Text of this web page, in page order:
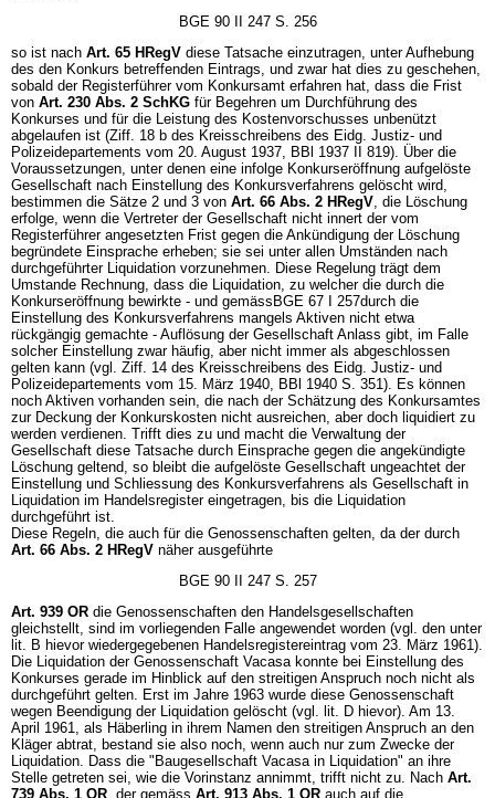
BGE 90 II 247 S. 256
so ist nach Art. 65 HRegV diese Tatsache einzutragen, unter Aufhebung
des den Konkurs betreffenden Eintrags, und zwar hat dies zu geschehen,
sobald der Registerführer vom Konkursamt erfahren hat, dass die Frist
von Art. 230 Abs. 2 SchKG für Begehren um Durchführung des
Konkurses und für die Leistung des Kostenvorschusses unbenützt
abgelaufen ist (Ziff. 18 b des Kreisschreibens des Eidg. Justiz- und
Polizeidepartements vom 20. August 1937, BBl 1937 II 819). Über die
Voraussetzungen, unter denen eine infolge Konkurseröffnung aufgelöste
Gesellschaft nach Einstellung des Konkursverfahrens gelöscht wird,
bestimmen die Sätze 2 und 3 von Art. 66 Abs. 2 HRegV, die Löschung
erfolge, wenn die Vertreter der Gesellschaft nicht innert der vom
Registerführer angesetzten Frist gegen die Ankündigung der Löschung
begründete Einsprache erheben; sie sei unter allen Umständen nach
durchgeführter Liquidation vorzunehmen. Diese Regelung trägt dem
Umstande Rechnung, dass die Liquidation, zu welcher die durch die
Konkurseröffnung bewirkte - und gemässBGE 67 I 257durch die
Einstellung des Konkursverfahrens mangels Aktiven nicht etwa
rückgängig gemachte - Auflösung der Gesellschaft Anlass gibt, im Falle
solcher Einstellung zwar häufig, aber nicht immer als abgeschlossen
gelten kann (vgl. Ziff. 14 des Kreisschreibens des Eidg. Justiz- und
Polizeidepartements vom 15. März 1940, BBl 1940 S. 351). Es können
noch Aktiven vorhanden sein, die nach der Schätzung des Konkursamtes
zur Deckung der Konkurskosten nicht ausreichen, aber doch liquidiert zu
werden verdienen. Trifft dies zu und macht die Verwaltung der
Gesellschaft diese Tatsache durch Einsprache gegen die angekündigte
Löschung geltend, so bleibt die aufgelöste Gesellschaft ungeachtet der
Einstellung und Schliessung des Konkursverfahrens als Gesellschaft in
Liquidation im Handelsregister eingetragen, bis die Liquidation
durchgeführt ist.
Diese Regeln, die auch für die Genossenschaften gelten, da der durch
Art. 66 Abs. 2 HRegV näher ausgeführte
BGE 90 II 247 S. 257
Art. 939 OR die Genossenschaften den Handelsgesellschaften
gleichstellt, sind im vorliegenden Falle angewendet worden (vgl. den unter
lit. B hievor wiedergegebenen Handelsregistereintrag vom 23. März 1961).
Die Liquidation der Genossenschaft Vacasa konnte bei Einstellung des
Konkurses gerade im Hinblick auf den streitigen Anspruch noch nicht als
durchgeführt gelten. Erst im Jahre 1963 wurde diese Genossenschaft
wegen Beendigung der Liquidation gelöscht (vgl. lit. D hievor). Am 13.
April 1961, als Häberling in ihrem Namen den streitigen Anspruch an den
Kläger abtrat, bestand sie also noch, wenn auch nur zum Zwecke der
Liquidation. Dass die "Baugesellschaft Vacasa in Liquidation" an ihre
Stelle getreten sei, wie die Vorinstanz annimmt, trifft nicht zu. Nach Art.
739 Abs. 1 OR, der gemäss Art. 913 Abs. 1 OR auch auf die